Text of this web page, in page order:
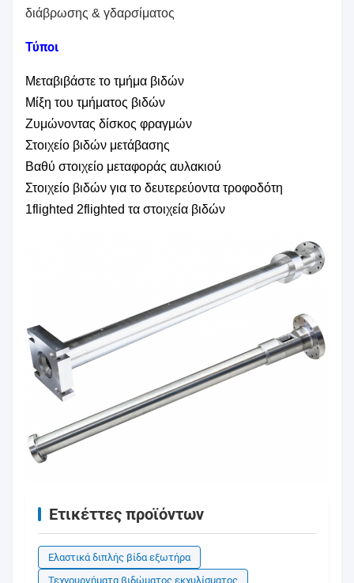
διάβρωσης & γδαρσίματος
Τύποι
Μεταβιβάστε το τμήμα βιδών
Μίξη του τμήματος βιδών
Ζυμώνοντας δίσκος φραγμών
Στοιχείο βιδών μετάβασης
Βαθύ στοιχείο μεταφοράς αυλακιού
Στοιχείο βιδών για το δευτερεύοντα τροφοδότη
1flighted 2flighted τα στοιχεία βιδών
Ετικέττες προϊόντων
Ελαστικά διπλής βίδα εξωτήρα
Τεχνουργήματα βιδώματος εκχυλίσματος